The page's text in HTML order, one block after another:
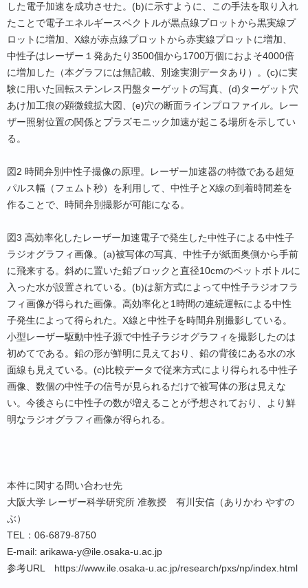
した電子加速を成功させた。(b)に示すように、この手法を取り入れ
たことで電子エネルギースペクトルが黒点線プロットから黒実線プ
ロットに増加、X線が赤点線プロットから赤実線プロットに増加、
中性子はレーザー１発あたり3500個から1700万個におよそ4000倍
に増加した（本グラフには無記載、別途実測データあり）。(c)に実
験に用いた回転ステンレス円盤ターゲットの写真、(d)ターゲット穴
あけ加工痕の顕微鏡拡大図、(e)穴の断面ラインプロファイル。レー
ザー照射位置の関係とプラズモニック加速が起こる場所を示してい
る。
図2 時間弁別中性子撮像の原理。レーザー加速器の特徴である超短
パルス幅（フェムト秒）を利用して、中性子とX線の到着時間差を
作ることで、時間弁別撮影が可能になる。
図3 高効率化したレーザー加速電子で発生した中性子による中性子
ラジオグラフィ画像。(a)被写体の写真、中性子が紙面奥側から手前
に飛来する。斜めに置いた鉛ブロックと直径10cmのペットボトルに
入った水が設置されている。(b)は新方式によって中性子ラジオフラ
フィ画像が得られた画像。高効率化と1時間の連続運転による中性
子発生によって得られた。X線と中性子を時間弁別撮影している。
小型レーザー駆動中性子源で中性子ラジオグラフィを撮影したのは
初めてである。鉛の形が鮮明に見えており、鉛の背後にある水の水
面線も見えている。(c)比較データで従来方式により得られる中性子
画像、数個の中性子の信号が見られるだけで被写体の形は見えな
い。今後さらに中性子の数が増えることが予想されており、より鮮
明なラジオグラフィ画像が得られる。
本件に関する問い合わせ先
大阪大学 レーザー科学研究所 准教授 有川安信（ありかわ やすの
ぶ）
TEL：06-6879-8750
E-mail: arikawa-y@ile.osaka-u.ac.jp
参考URL https://www.ile.osaka-u.ac.jp/research/pxs/np/index.html